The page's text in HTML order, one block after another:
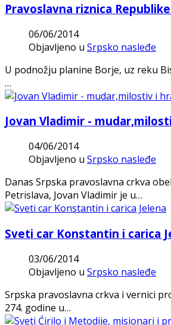
Pravoslavna riznica
06/06/2014
Objavljeno u Srpsko nasleđe
U podnožju planine Borje, uz reku
…
Jovan Vladimir -
04/06/2014
Objavljeno u Srpsko nasleđe
Danas Srpska pravoslavna crkva
Petrislava, Jovan Vladimir je u…
Sveti car Konstantin i carica
03/06/2014
Objavljeno u Srpsko nasleđe
Srpska pravoslavna crkva i vernici
274. godine u…